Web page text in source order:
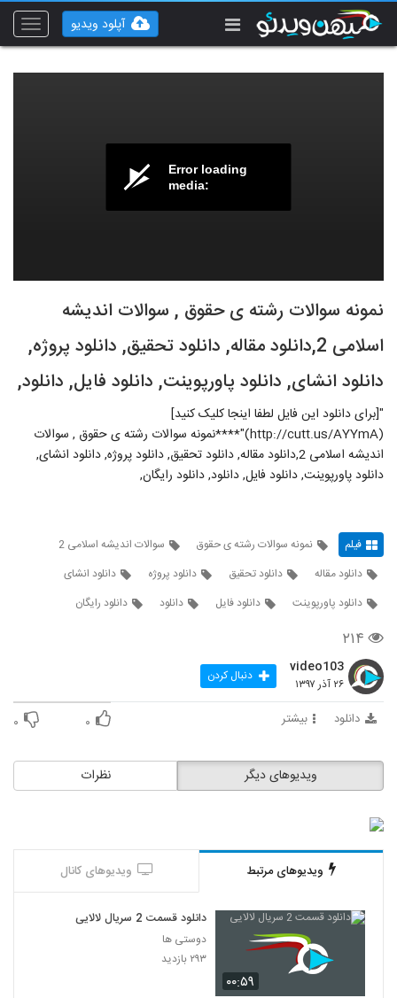
Toggle
آپلود ویدیو
Error loading
media:
نمونه سوالات رشته ی حقوق , سوالات اندیشه
اسلامی 2,دانلود مقاله, دانلود تحقیق, دانلود پروژه,
دانلود انشای, دانلود پاورپوینت, دانلود فایل, دانلود,
"[برای دانلود این فایل لطفا اینجا کلیک کنید]
(http://cutt.us/AYYmA)"****نمونه سوالات رشته ی حقوق , سوالات
اندیشه اسلامی 2,دانلود مقاله, دانلود تحقیق, دانلود پروژه, دانلود انشای,
دانلود پاورپوینت, دانلود فایل, دانلود, دانلود رایگان,
فیلم نمونه سوالات رشته ی حقوق
سوالات اندیشه اسلامی 2
دانلود مقاله
دانلود تحقیق دانلود پروژه
دانلود انشای
دانلود پاورپوینت
دانلود فایل دانلود دانلود رایگان
۲۱۴
video103
۲۶ آذر ۱۳۹۷ دنبال کردن
دانلود بیشتر ۰ ۰
نظرات ویدیوهای دیگر
ویدیوهای مرتبط ویدیوهای کانال
۰۰:۵۹
دانلود قسمت 2 سریال لالایی
دوستی ها
۲۹۳ بازدید